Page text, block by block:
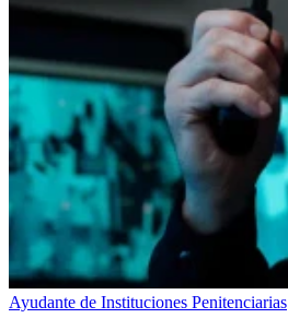
Ayudante de Instituciones Penitenciarias